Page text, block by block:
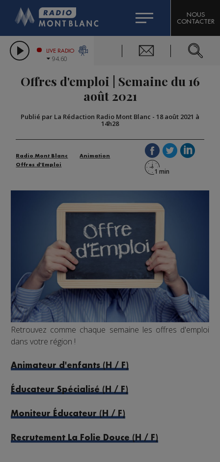
LES CHRONIQUES DE L'EXPERT
CITIZEN MACHINERY
GRAND MASSIF DOMAINES SKIABLES
BIGARD
COMPAGNIE DU MONT-BLANC
NOUS
CONTACTER
LIVE RADIO
94.60
Offres d'emploi | Semaine du 16
août 2021
Publié par La Rédaction Radio Mont Blanc - 18 août 2021 à
14h28
Radio Mont Blanc
Animation
Offres d'Emploi
Retrouvez comme chaque semaine les offres d'emploi
dans votre région !
Animateur d'enfants (H / F)
Éducateur Spécialisé (H / F)
Moniteur Éducateur (H / F)
Recrutement La Folie Douce (H / F)